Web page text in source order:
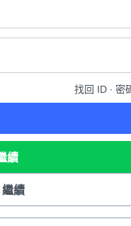
找回 ID ∙ 密
續
續